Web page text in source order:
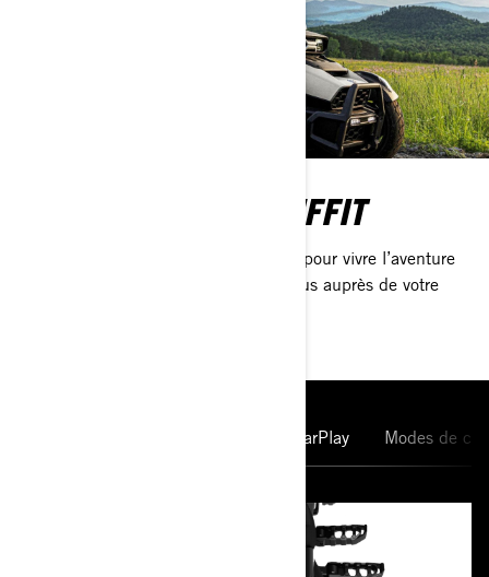
UN PERMIS AUTO SUFFIT
Aucune licence moto n’est nécessaire pour vivre l’aventure
sur le Can-Am Canyon. Renseignez-vous auprès de votre
Écran et Apple CarPlay Modes de